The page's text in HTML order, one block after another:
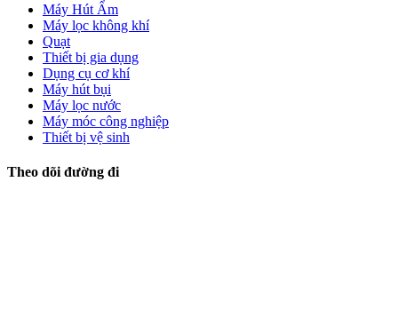
Máy Hút Ẩm
Máy lọc không khí
Quạt
Thiết bị gia dụng
Dụng cụ cơ khí
Máy hút bụi
Máy lọc nước
Máy móc công nghiệp
Thiết bị vệ sinh
Theo dõi đường đi